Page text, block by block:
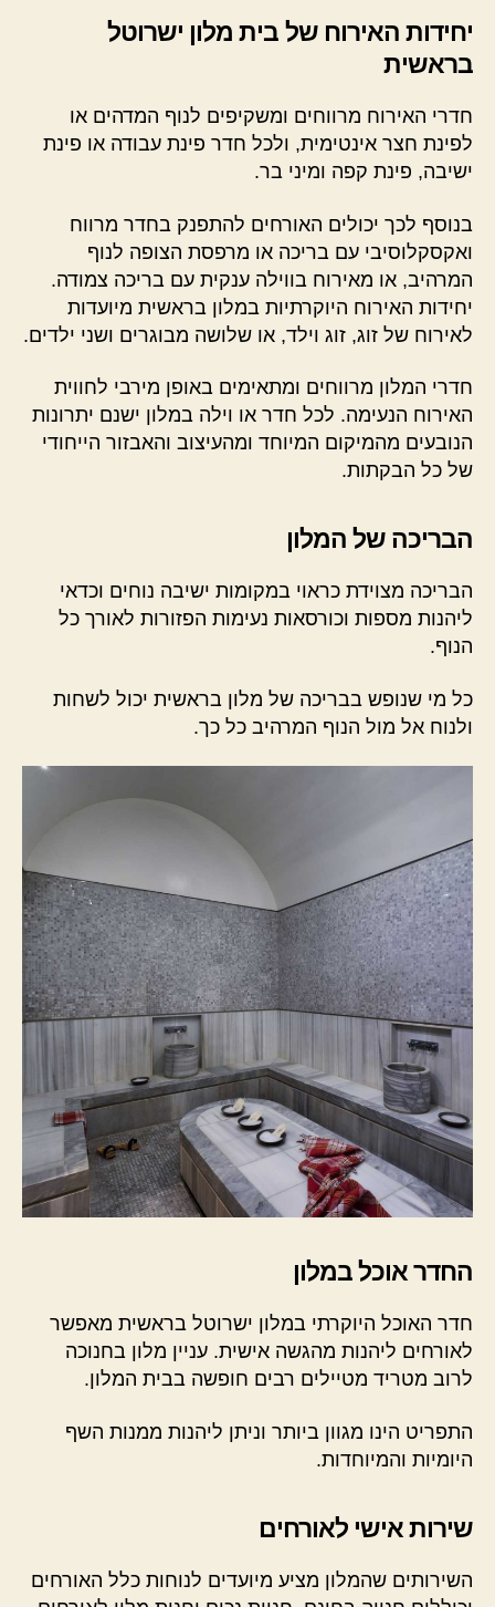
יחידות האירוח של בית מלון ישרוטל
בראשית
חדרי האירוח מרווחים ומשקיפים לנוף המדהים או
לפינת חצר אינטימית, ולכל חדר פינת עבודה או פינת
ישיבה, פינת קפה ומיני בר.
בנוסף לכך יכולים האורחים להתפנק בחדר מרווח
ואקסקלוסיבי עם בריכה או מרפסת הצופה לנוף
המרהיב, או מאירוח בווילה ענקית עם בריכה צמודה.
יחידות האירוח היוקרתיות במלון בראשית מיועדות
לאירוח של זוג, זוג וילד, או שלושה מבוגרים ושני ילדים.
חדרי המלון מרווחים ומתאימים באופן מירבי לחווית
האירוח הנעימה. לכל חדר או וילה במלון ישנם יתרונות
הנובעים מהמיקום המיוחד ומהעיצוב והאבזור הייחודי
של כל הבקתות.
הבריכה של המלון
הבריכה מצוידת כראוי במקומות ישיבה נוחים וכדאי
ליהנות מספות וכורסאות נעימות הפזורות לאורך כל
הנוף.
כל מי שנופש בבריכה של מלון בראשית יכול לשחות
ולנוח אל מול הנוף המרהיב כל כך.
החדר אוכל במלון
חדר האוכל היוקרתי במלון ישרוטל בראשית מאפשר
לאורחים ליהנות מהגשה אישית. עניין מלון בחנוכה
לרוב מטריד מטיילים רבים חופשה בבית המלון.
התפריט הינו מגוון ביותר וניתן ליהנות ממנות השף
היומיות והמיוחדות.
שירות אישי לאורחים
השירותים שהמלון מציע מיועדים לנוחות כלל האורחים